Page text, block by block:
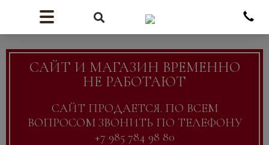
САЙТ И МАГАЗИН ВРЕМЕННО
НЕ РАБОТАЮТ
САЙТ ПРОДАЕТСЯ. ПО ВСЕМ
ВОПРОСОМ ЗВОНИТЬ ПО ТЕЛЕФОНУ
+7 985 784 98 80